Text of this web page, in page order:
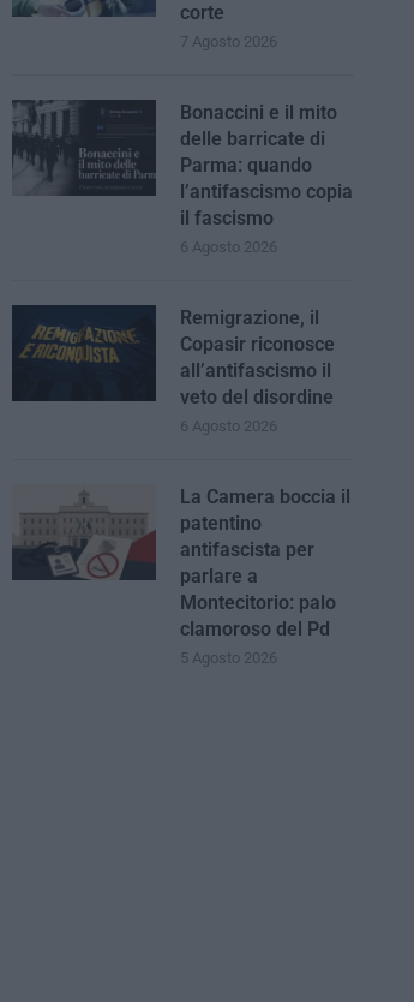
corte
7 Agosto 2026
Bonaccini e il mito
delle barricate di
Parma: quando
l’antifascismo copia
il fascismo
6 Agosto 2026
Remigrazione, il
Copasir riconosce
all’antifascismo il
veto del disordine
6 Agosto 2026
La Camera boccia il
patentino
antifascista per
parlare a
Montecitorio: palo
clamoroso del Pd
5 Agosto 2026